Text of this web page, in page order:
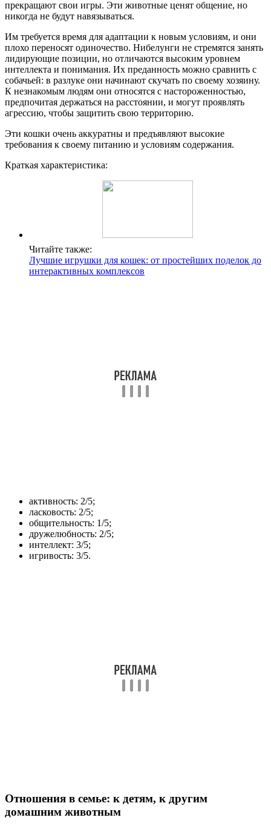
прекращают свои игры. Эти животные ценят общение, но
никогда не будут навязываться.
Им требуется время для адаптации к новым условиям, и они
плохо переносят одиночество. Нибелунги не стремятся занять
лидирующие позиции, но отличаются высоким уровнем
интеллекта и понимания. Их преданность можно сравнить с
собачьей: в разлуке они начинают скучать по своему хозяину.
К незнакомым людям они относятся с настороженностью,
предпочитая держаться на расстоянии, и могут проявлять
агрессию, чтобы защитить свою территорию.
Эти кошки очень аккуратны и предъявляют высокие
требования к своему питанию и условиям содержания.
Краткая характеристика:
Читайте также:
Лучшие игрушки для кошек: от простейших поделок до
интерактивных комплексов
активность: 2/5;
ласковость: 2/5;
общительность: 1/5;
дружелюбность: 2/5;
интеллект: 3/5;
игривость: 3/5.
Отношения в семье: к детям, к другим
домашним животным